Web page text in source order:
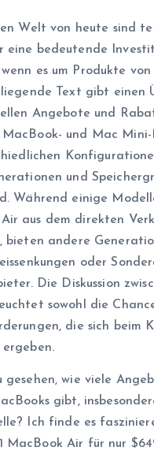
Welt von heute sind
eine bedeutende
es um Produkte von
Text gibt einen
Angebote und
MacBook- und Mac
und
Während einige
aus dem direkten
bieten andere
oder
Die Diskussion
sowohl die
die sich beim
gesehen, wie viele
gibt,
Ich finde es
MacBook Air für nur